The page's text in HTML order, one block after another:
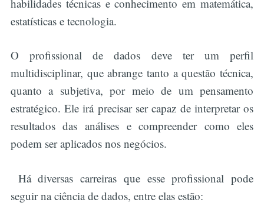
habilidades técnicas e conhecimento em matemática,
estatísticas e tecnologia.
O profissional de dados deve ter um perfil
multidisciplinar, que abrange tanto a questão técnica,
quanto a subjetiva, por meio de um pensamento
estratégico. Ele irá precisar ser capaz de interpretar os
resultados das análises e compreender como eles
podem ser aplicados nos negócios.
Há diversas carreiras que esse profissional pode
seguir na ciência de dados, entre elas estão: